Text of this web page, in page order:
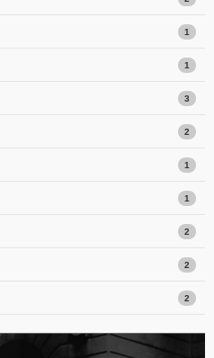
1
1
3
2
1
1
2
2
2